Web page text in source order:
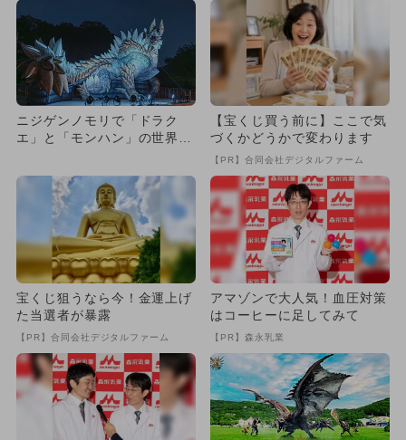
ニジゲンノモリで「ドラク
エ」と「モンハン」の世界を
登場
【宝くじ買う前に】ここで気
づくかどうかで変わります
【PR】合同会社デジタルファーム
宝くじ狙うなら今！金運上げ
た当選者が暴露
【PR】合同会社デジタルファーム
アマゾンで大人気！血圧対策
はコーヒーに足してみて
【PR】森永乳業